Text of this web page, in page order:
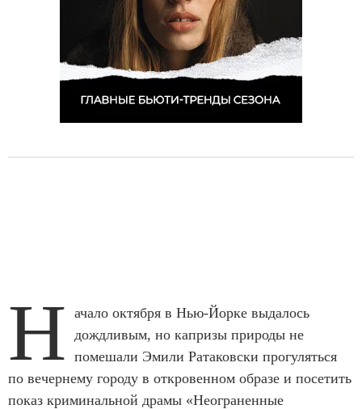
Н ачало октября в Нью-Йорке выдалось
дождливым, но капризы природы не
помешали Эмили Ратаковски прогуляться
по вечернему городу в откровенном образе и посетить
показ криминальной драмы «Неограненные